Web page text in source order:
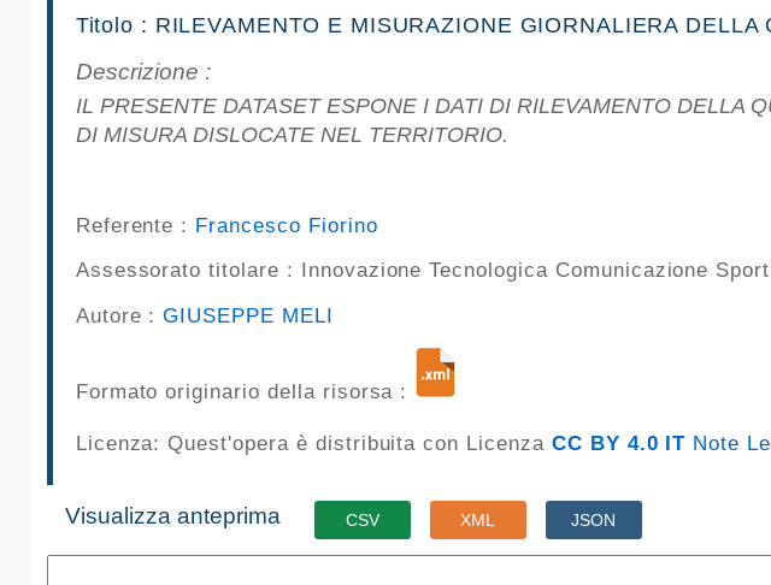
Report
pubblicazioni
Archivio
Linee
Data
Titolo : RILEVAMENTO E MISURAZIONE GIORNALIERA
Descrizione :
IL PRESENTE DATASET ESPONE I DATI DI RILEVAMENTO DELLA QUALITÀ DELL'ARIA DEL COMUNE DI PALERMO RILEVATI DALLE 9 STAZIONI
DI MISURA DISLOCATE NEL TERRITORIO.
Referente : Francesco Fiorino
Assessorato titolare : Innovazione Tecnologica Comunicazione
Autore :GIUSEPPE MELI
Formato originario della risorsa :
Licenza: Quest'opera è distribuita con Licenza CC BY 4.0 IT Note
Visualizza anteprima CSV XML JSON